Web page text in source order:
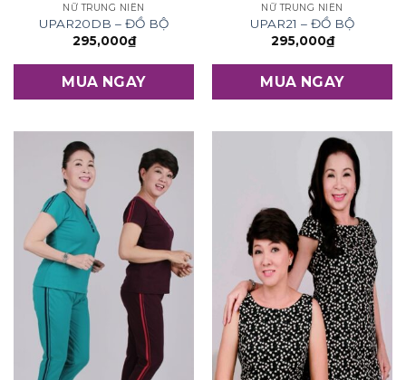
NỮ TRUNG NIÊN
UPAR20DB – ĐỒ BỘ
295,000₫
MUA NGAY
NỮ TRUNG NIÊN
UPAR21 – ĐỒ BỘ
295,000₫
MUA NGAY